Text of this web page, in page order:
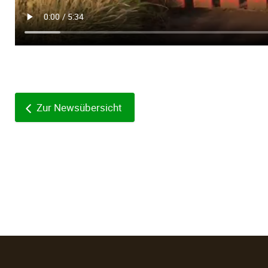
Zur Newsübersicht